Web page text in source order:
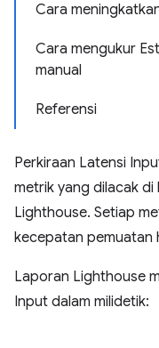
Cara
Cara mengukur
manual
Referensi
Perkiraan Latensi
metrik yang dilacak di
Lighthouse. Setiap
kecepatan pemuatan
Laporan Lighthouse
Input dalam milidetik: